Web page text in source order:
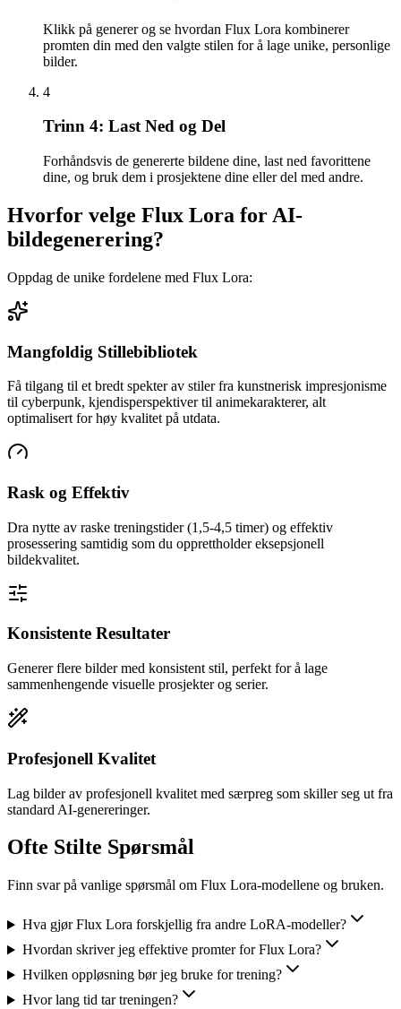
Klikk på generer og se hvordan Flux Lora kombinerer
promten din med den valgte stilen for å lage unike, personlige
bilder.
4
Trinn 4: Last Ned og Del
Forhåndsvis de genererte bildene dine, last ned favorittene
dine, og bruk dem i prosjektene dine eller del med andre.
Hvorfor velge Flux Lora for AI-
bildegenerering?
Oppdag de unike fordelene med Flux Lora:
Mangfoldig Stillebibliotek
Få tilgang til et bredt spekter av stiler fra kunstnerisk impresjonisme
til cyberpunk, kjendisperspektiver til animekarakterer, alt
optimalisert for høy kvalitet på utdata.
Rask og Effektiv
Dra nytte av raske treningstider (1,5-4,5 timer) og effektiv
prosessering samtidig som du opprettholder eksepsjonell
bildekvalitet.
Konsistente Resultater
Generer flere bilder med konsistent stil, perfekt for å lage
sammenhengende visuelle prosjekter og serier.
Profesjonell Kvalitet
Lag bilder av profesjonell kvalitet med særpreg som skiller seg ut fra
standard AI-genereringer.
Ofte Stilte Spørsmål
Finn svar på vanlige spørsmål om Flux Lora-modellene og bruken.
Hva gjør Flux Lora forskjellig fra andre LoRA-modeller?
Hvordan skriver jeg effektive promter for Flux Lora?
Hvilken oppløsning bør jeg bruke for trening?
Hvor lang tid tar treningen?